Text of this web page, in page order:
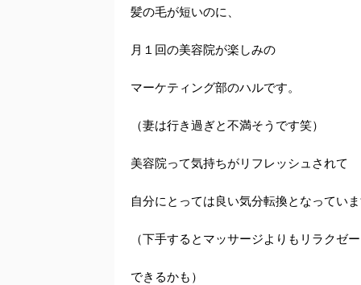
髪の毛が短いのに、
月１回の美容院が楽しみの
マーケティング部のハルです。
（妻は行き過ぎと不満そうです笑）
美容院って気持ちがリフレッシュされて
自分にとっては良い気分転換となってい
（下手するとマッサージよりもリラクゼ
できるかも）